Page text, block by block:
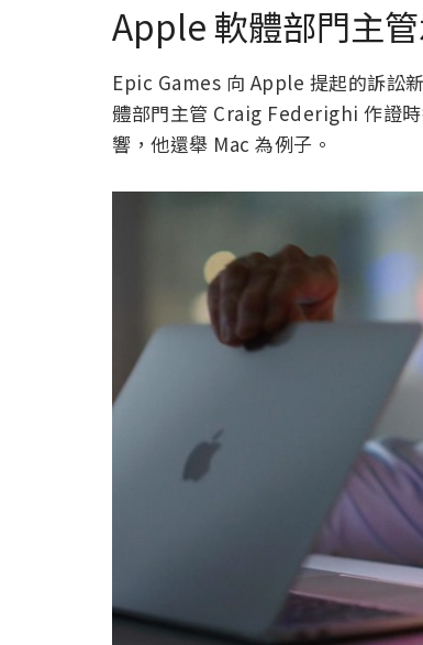
Apple 軟體部門主
Epic Games 向 Apple 提起的訴訟
體部門主管 Craig Federighi 作證
響，他還舉 Mac 為例子。